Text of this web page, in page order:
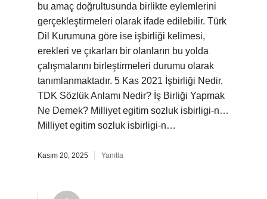
bu amaç doğrultusunda birlikte eylemlerini
gerçekleştirmeleri olarak ifade edilebilir. Türk
Dil Kurumuna göre ise işbirliği kelimesi,
erekleri ve çıkarları bir olanların bu yolda
çalışmalarını birleştirmeleri durumu olarak
tanımlanmaktadır. 5 Kas 2021 İşbirliği Nedir,
TDK Sözlük Anlamı Nedir? İş Birliği Yapmak
Ne Demek? Milliyet egitim sozluk isbirligi-n…
Milliyet egitim sozluk isbirligi-n…
Kasım 20, 2025 Yanıtla